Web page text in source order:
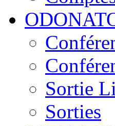
Sortie
Sorties